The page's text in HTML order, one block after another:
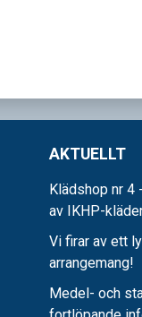
AKTUELLT
Klädshop nr
av IKHP-
Vi firar av ett
arrangemang!
Medel- och